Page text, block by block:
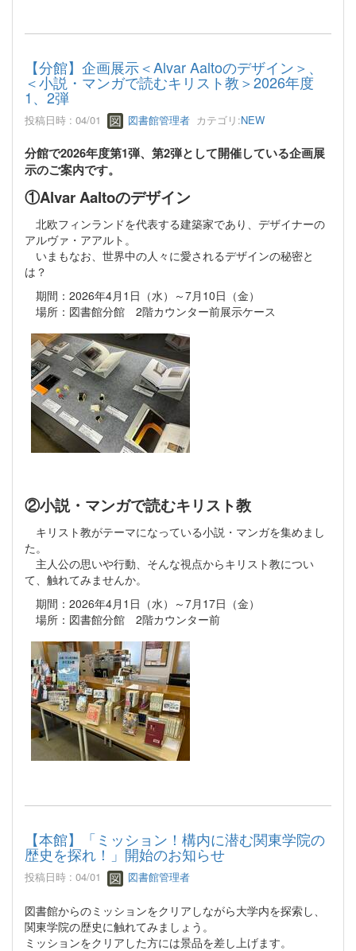
【分館】企画展示＜Alvar Aaltoのデザイン＞、
＜小説・マンガで読むキリスト教＞2026年度
1、2弾
投稿日時 : 04/01 図書館管理者 カテゴリ:NEW
分館で2026年度第1弾、第2弾として開催している企画展
示のご案内です。
①Alvar Aaltoのデザイン
北欧フィンランドを代表する建築家であり、デザイナーの
アルヴァ・アアルト。
いまもなお、世界中の人々に愛されるデザインの秘密と
は？
期間：2026年4月1日（水）～7月10日（金）
場所：図書館分館 2階カウンター前展示ケース
②小説・マンガで読むキリスト教
キリスト教がテーマになっている小説・マンガを集めまし
た。
主人公の思いや行動、そんな視点からキリスト教につい
て、触れてみませんか。
期間：2026年4月1日（水）～7月17日（金）
場所：図書館分館 2階カウンター前
【本館】「ミッション！構内に潜む関東学院の
歴史を探れ！」開始のお知らせ
投稿日時 : 04/01 図書館管理者
図書館からのミッションをクリアしながら大学内を探索し、
関東学院の歴史に触れてみましょう。
ミッションをクリアした方には景品を差し上げます。